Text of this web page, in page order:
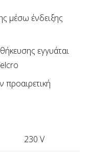
μέσω ένδειξης
εγγυάται
προαιρετική
230 V